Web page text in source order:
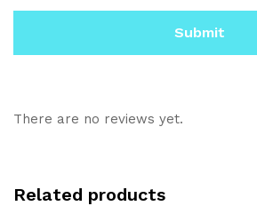
There are no reviews yet.
Related products